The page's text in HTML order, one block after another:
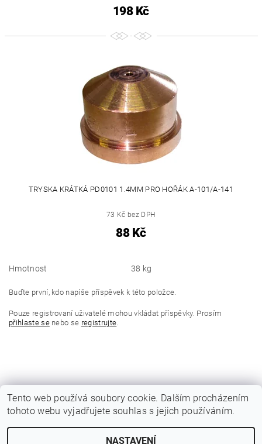
198 Kč
TRYSKA KRÁTKÁ PD0101 1.4MM PRO HOŘÁK A-101/A-141
73 Kč bez DPH
88 Kč
Hmotnost 38 kg
Buďte první, kdo napíše příspěvek k této položce.
Pouze registrovaní uživatelé mohou vkládat příspěvky. Prosím
přihlaste senebo se registrujte
Katalogy Autogen Chotěboř Původní eshop rulik.cz
Tento web používá soubory cookie. Dalším procházením
tohoto webu vyjadřujete souhlas s jejich používáním.
NASTAVENÍ